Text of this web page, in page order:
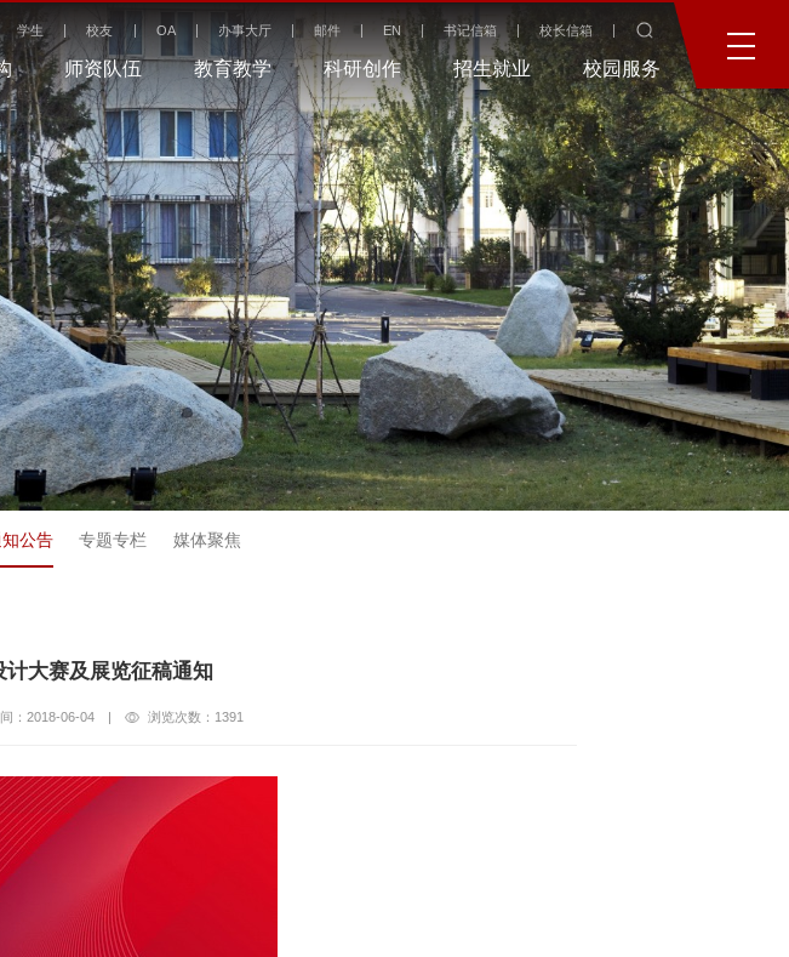
学生 校友 OA 办事大厅 邮件 EN 书记信箱 校长信箱
师资队伍 教育教学 科研创作 招生就业 校园服务
公告 专题专栏 媒体聚焦
计大赛及展览征稿通知
：2018-06-04 | 浏览次数： 1391